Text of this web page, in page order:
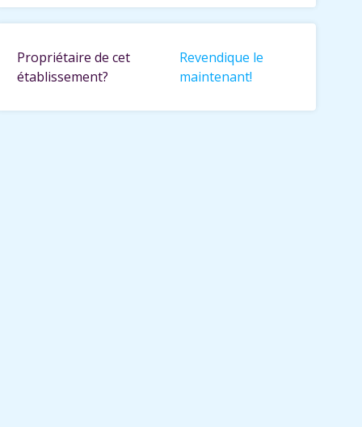
Propriétaire de cet
établissement?
Revendique le
maintenant!